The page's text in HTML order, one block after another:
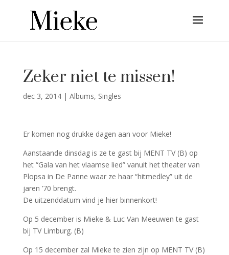
Zeker niet te missen!
dec 3, 2014| Albums, Singles
Er komen nog drukke dagen aan voor Mieke!
Aanstaande dinsdag is ze te gast bij MENT TV (B) op
het “Gala van het vlaamse lied” vanuit het theater van
Plopsa in De Panne waar ze haar “hitmedley” uit de
jaren ’70 brengt.
De uitzenddatum vind je hier binnenkort!
Op 5 december is Mieke & Luc Van Meeuwen te gast
bij TV Limburg. (B)
Op 15 december zal Mieke te zien zijn op MENT TV (B)